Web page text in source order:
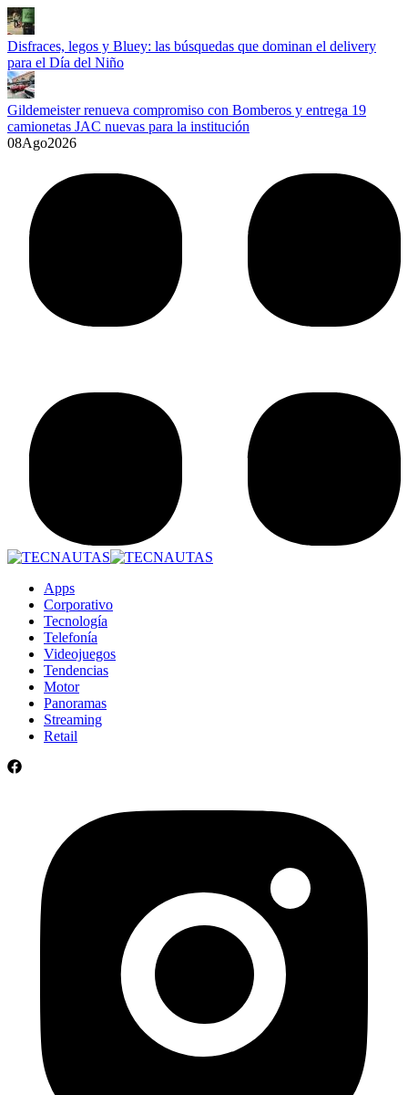
Disfraces, legos y Bluey: las búsquedas que dominan el delivery
para el Día del Niño
Gildemeister renueva compromiso con Bomberos y entrega 19
camionetas JAC nuevas para la institución
08Ago2026
Apps
Corporativo
Tecnología
Telefonía
Videojuegos
Tendencias
Motor
Panoramas
Streaming
Retail